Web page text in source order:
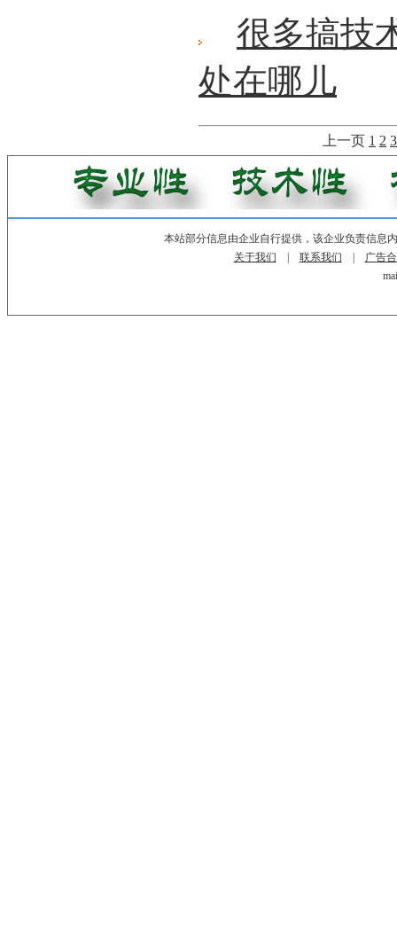
很多搞技
处在哪儿
上一页 1 2 3
本站部分信息由企业自行提供，该企业负责信息
关于我们
联系我们
广告